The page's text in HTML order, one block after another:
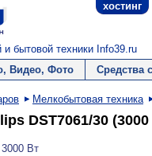
хостинг
и бытовой техники Info39.ru
Видео, Фото Средства
Мелкобытовая техника
DST7061/30
3000 Вт